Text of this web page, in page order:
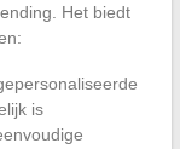
Het biedt
is